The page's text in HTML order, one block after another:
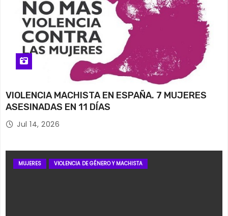
VIOLENCIA MACHISTA EN ESPAÑA. 7 MUJERES
ASESINADAS EN 11 DÍAS
Jul 14, 2026
MUJERES VIOLENCIA DE GÉNERO Y MACHISTA